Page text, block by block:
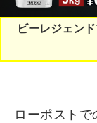
ビーレジェン
ローポスト